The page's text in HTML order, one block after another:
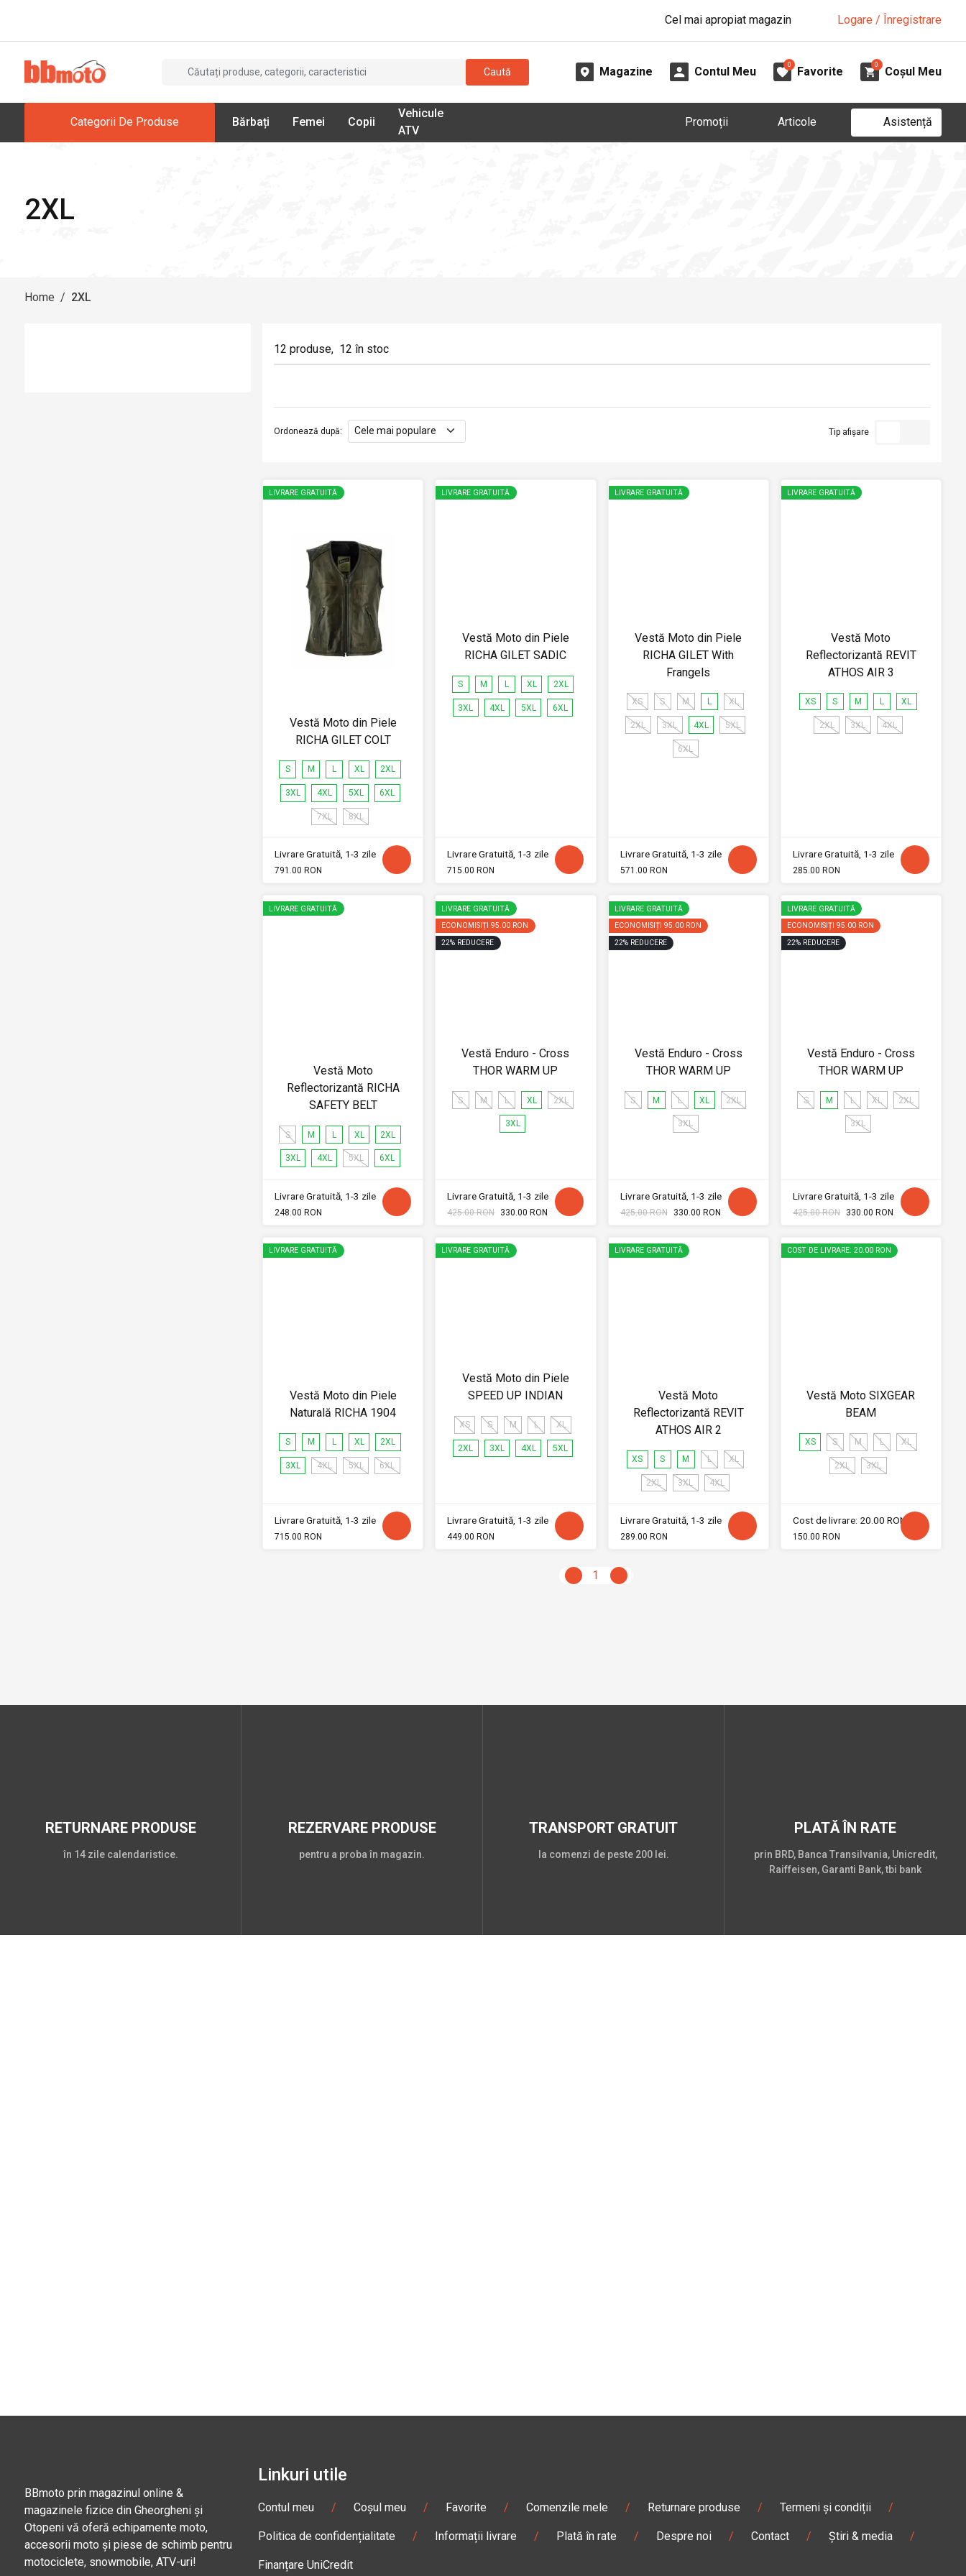
Cel mai apropiat magazin Logare / Înregistrare
Caută Magazine Contul Meu
0
Favorite
0
Coșul Meu
Categorii De Produse Bărbați Femei Copii
Vehicule
ATV
Promoții Articole Asistență
2XL
Home / 2XL
12 produse, 12 în stoc
Ordonează după: Tip afișare
LIVRARE GRATUITĂ
Vestă Moto din Piele
RICHA GILET COLT
S M L XL 2XL
3XL 4XL 5XL 6XL
7XL 8XL
Livrare Gratuită, 1-3 zile
791.00 RON
LIVRARE GRATUITĂ
Vestă Moto din Piele
RICHA GILET SADIC
S M L XL 2XL
3XL 4XL 5XL 6XL
Livrare Gratuită, 1-3 zile
715.00 RON
LIVRARE GRATUITĂ
Vestă Moto din Piele
RICHA GILET With
Frangels
XS S M L XL
2XL 3XL 4XL 5XL
6XL
Livrare Gratuită, 1-3 zile
571.00 RON
LIVRARE GRATUITĂ
Vestă Moto
Reflectorizantă REVIT
ATHOS AIR 3
XS S M L XL
2XL 3XL 4XL
Livrare Gratuită, 1-3 zile
285.00 RON
LIVRARE GRATUITĂ
Vestă Moto
Reflectorizantă RICHA
SAFETY BELT
S M L XL 2XL
3XL 4XL 5XL 6XL
Livrare Gratuită, 1-3 zile
248.00 RON
LIVRARE GRATUITĂ
ECONOMISIȚI 95.00 RON
22% REDUCERE
Vestă Enduro - Cross
THOR WARM UP
S M L XL 2XL
3XL
Livrare Gratuită, 1-3 zile
425.00 RON 330.00 RON
LIVRARE GRATUITĂ
ECONOMISIȚI 95.00 RON
22% REDUCERE
Vestă Enduro - Cross
THOR WARM UP
S M L XL 2XL
3XL
Livrare Gratuită, 1-3 zile
425.00 RON 330.00 RON
LIVRARE GRATUITĂ
ECONOMISIȚI 95.00 RON
22% REDUCERE
Vestă Enduro - Cross
THOR WARM UP
S M L XL 2XL
3XL
Livrare Gratuită, 1-3 zile
425.00 RON 330.00 RON
LIVRARE GRATUITĂ
Vestă Moto din Piele
Naturală RICHA 1904
S M L XL 2XL
3XL 4XL 5XL 6XL
Livrare Gratuită, 1-3 zile
715.00 RON
LIVRARE GRATUITĂ
Vestă Moto din Piele
SPEED UP INDIAN
XS S M L XL
2XL 3XL 4XL 5XL
Livrare Gratuită, 1-3 zile
449.00 RON
LIVRARE GRATUITĂ
Vestă Moto
Reflectorizantă REVIT
ATHOS AIR 2
XS S M L XL
2XL 3XL 4XL
Livrare Gratuită, 1-3 zile
289.00 RON
COST DE LIVRARE: 20.00 RON
Vestă Moto SIXGEAR
BEAM
XS S M L XL
2XL 3XL
Cost de livrare: 20.00 RON
150.00 RON
1
RETURNARE PRODUSE
în 14 zile calendaristice.
REZERVARE PRODUSE
pentru a proba în magazin.
TRANSPORT GRATUIT
la comenzi de peste 200 lei.
PLATĂ ÎN RATE
prin BRD, Banca Transilvania, Unicredit,
Raiffeisen, Garanti Bank, tbi bank
BBmoto prin magazinul online &
magazinele fizice din Gheorgheni și
Otopeni vă oferă echipamente moto,
accesorii moto și piese de schimb pentru
motociclete, snowmobile, ATV-uri!
Linkuri utile
Contul meu / Coșul meu / Favorite / Comenzile mele / Returnare produse / Termeni și condiții /
Politica de confidențialitate / Informații livrare / Plată în rate / Despre noi / Contact / Știri & media /
Finanțare UniCredit